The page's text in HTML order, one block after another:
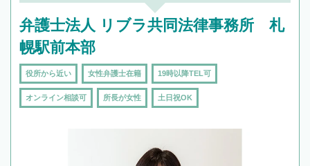
弁護士法人 リブラ共同法律事務所 札
幌駅前本部
役所から近い 女性弁護士在籍 19時以降TEL可
オンライン相談可 所長が女性 土日祝OK